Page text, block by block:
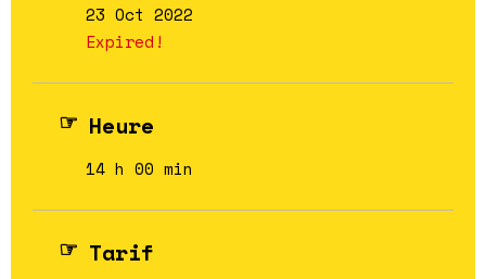
23 Oct 2022
Expired!
Heure
14 h 00 min
Tarif